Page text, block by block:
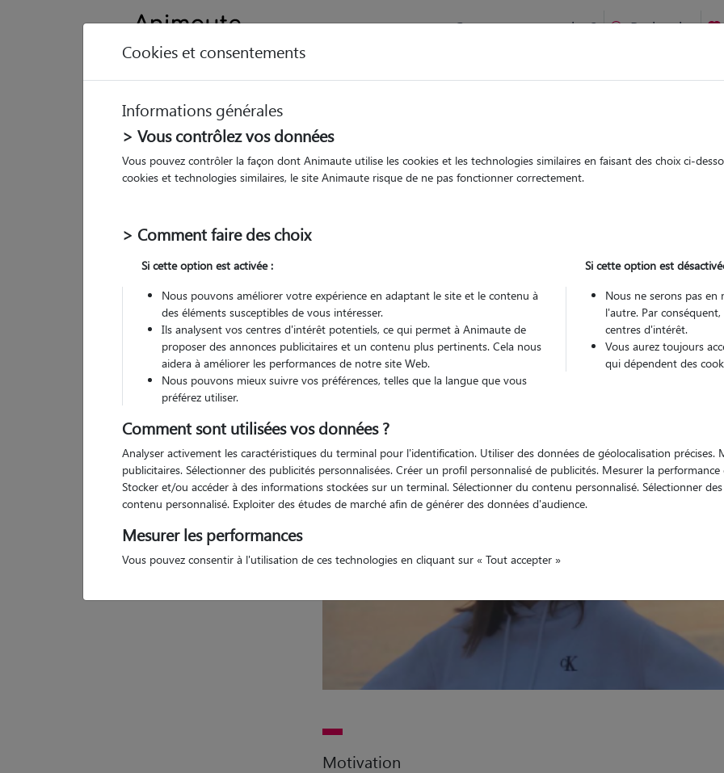
Comment ça marche ? Recherche
Eglantine
Motivation
Cookies et consentements
Informations générales
> Vous contrôlez vos données
Vous pouvez contrôler la façon dont Animaute utilise les cookies et les technologies similaires en faisant des choix ci-
cookies et technologies similaires, le site Animaute risque de ne pas fonctionner correctement.
> Comment faire des choix
Si cette option est activée :
Nous pouvons améliorer votre expérience en adaptant le site et le contenu à
des éléments susceptibles de vous intéresser.
Ils analysent vos centres d'intérêt potentiels, ce qui permet à Animaute de
proposer des annonces publicitaires et un contenu plus pertinents. Cela nous
aidera à améliorer les performances de notre site Web.
Nous pouvons mieux suivre vos préférences, telles que la langue que vous
préférez utiliser.
Si cette option est
Nous ne serons pas en
l'autre. Par
centres d'intérêt.
Vous aurez toujours
qui dépendent des
Comment sont utilisées vos données ?
Analyser activement les caractéristiques du terminal pour l'identification. Utiliser des données de géolocalisation précises.
publicitaires. Sélectionner des publicités personnalisées. Créer un profil personnalisé de publicités. Mesurer la
Stocker et/ou accéder à des informations stockées sur un terminal. Sélectionner du contenu personnalisé. Sélectionner
contenu personnalisé. Exploiter des études de marché afin de générer des données d'audience.
Mesurer les performances
Vous pouvez consentir à l'utilisation de ces technologies en cliquant sur « Tout accepter »